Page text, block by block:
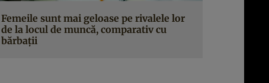
Femeile sunt mai geloase pe rivalele lor
de la locul de muncă, comparativ cu
bărbaţii